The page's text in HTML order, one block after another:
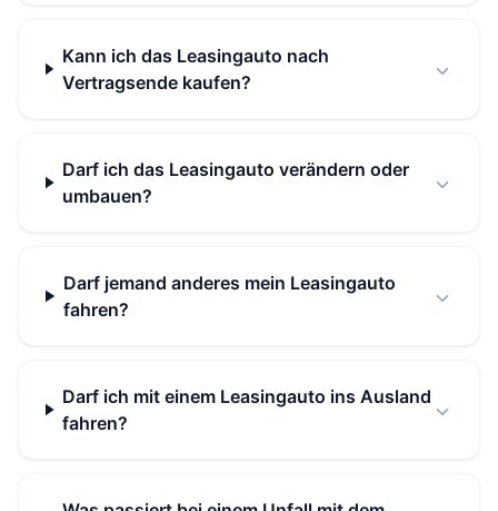
Kann ich das Leasingauto nach
Vertragsende kaufen?
Darf ich das Leasingauto verändern oder
umbauen?
Darf jemand anderes mein Leasingauto
fahren?
Darf ich mit einem Leasingauto ins Ausland
fahren?